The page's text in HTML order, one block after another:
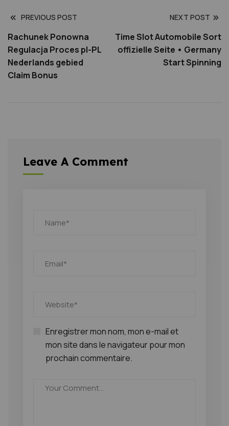
PREVIOUS POST
Rachunek Ponowna
Regulacja Proces pl-PL
Nederlands gebied
Claim Bonus
NEXT POST
Time Slot Automobile Sort
offizielle Seite • Germany
Start Spinning
Leave A Comment
Enregistrer mon nom, mon e-mail et
mon site dans le navigateur pour mon
prochain commentaire.